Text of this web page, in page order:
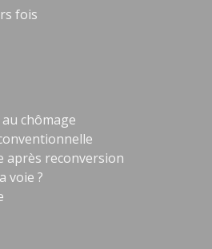
fois
chômage
après reconversion
voie ?